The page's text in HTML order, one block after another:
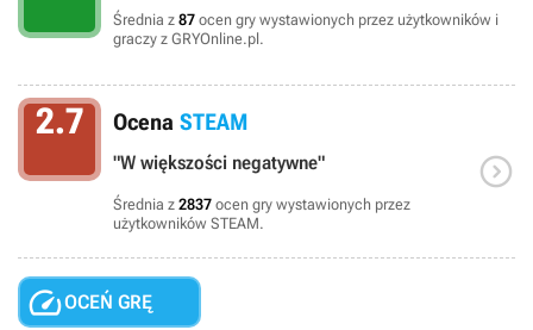
Średnia z 87 ocen gry wystawionych przez użytkowników i
graczy z GRYOnline.pl.
2.7 Ocena STEAM
"W większości negatywne"
Średnia z 2837 ocen gry wystawionych przez
użytkowników STEAM.

OCEŃ GRĘ